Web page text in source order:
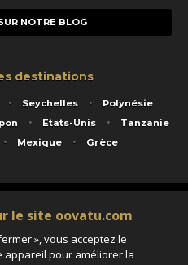
NOTRE BLOG
destinations
Seychelles
Polynésie
Etats-Unis
Tanzanie
Mexique Grèce
Georges Picquart 75017 Paris - S.A.S
B 423 671 973 - Code APE 7911Z
financière Groupama - Agrément IATA
HISCOX RCP0081066
le site oovatu.com
», vous acceptez le
appareil pour améliorer la